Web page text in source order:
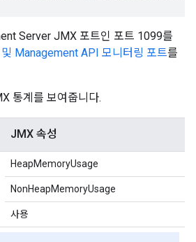
Server JMX 포트인 포트 1099를
Management API 모니터링 포트를
통계를 보여줍니다.
JMX 속성
HeapMemoryUsage
NonHeapMemoryUsage
사용